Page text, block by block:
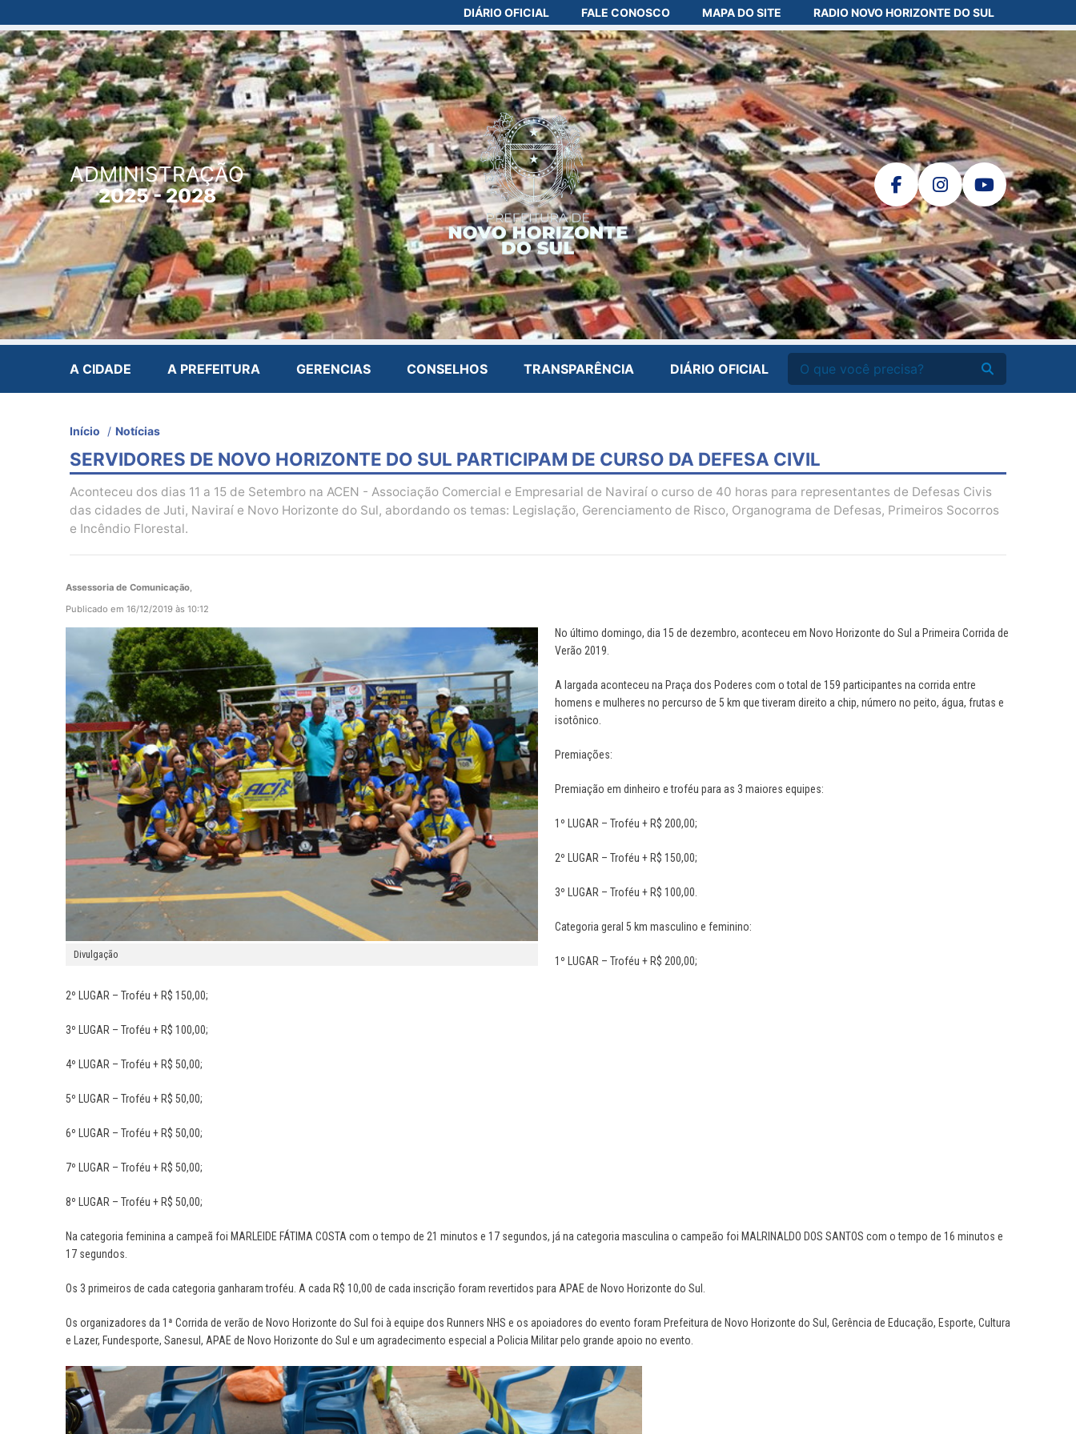
DIÁRIO OFICIAL FALE CONOSCO MAPA DO SITE RADIO NOVO HORIZONTE DO SUL
ADMINISTRAÇÃO
2025 - 2028
A CIDADE A PREFEITURA GERENCIAS CONSELHOS TRANSPARÊNCIA DIÁRIO OFICIAL
Início / Notícias
SERVIDORES DE NOVO HORIZONTE DO SUL PARTICIPAM DE CURSO DA DEFESA CIVIL
Aconteceu dos dias 11 a 15 de Setembro na ACEN - Associação Comercial e Empresarial de Naviraí o curso de 40 horas para representantes de Defesas Civis
das cidades de Juti, Naviraí e Novo Horizonte do Sul, abordando os temas: Legislação, Gerenciamento de Risco, Organograma de Defesas, Primeiros Socorros
e Incêndio Florestal.
Assessoria de Comunicação,
Publicado em 16/12/2019 às 10:12
Divulgação
No último domingo, dia 15 de dezembro, aconteceu em Novo Horizonte do Sul a Primeira Corrida de
Verão 2019.
A largada aconteceu na Praça dos Poderes com o total de 159 participantes na corrida entre
homens e mulheres no percurso de 5 km que tiveram direito a chip, número no peito, água, frutas e
isotônico.
Premiações:
Premiação em dinheiro e troféu para as 3 maiores equipes:
1º LUGAR – Troféu + R$ 200,00;
2º LUGAR – Troféu + R$ 150,00;
3º LUGAR – Troféu + R$ 100,00.
Categoria geral 5 km masculino e feminino:
1º LUGAR – Troféu + R$ 200,00;
2º LUGAR – Troféu + R$ 150,00;
3º LUGAR – Troféu + R$ 100,00;
4º LUGAR – Troféu + R$ 50,00;
5º LUGAR – Troféu + R$ 50,00;
6º LUGAR – Troféu + R$ 50,00;
7º LUGAR – Troféu + R$ 50,00;
8º LUGAR – Troféu + R$ 50,00;
Na categoria feminina a campeã foi MARLEIDE FÁTIMA COSTA com o tempo de 21 minutos e 17 segundos, já na categoria masculina o campeão foi MALRINALDO DOS SANTOS com o tempo de 16 minutos e
17 segundos.
Os 3 primeiros de cada categoria ganharam troféu. A cada R$ 10,00 de cada inscrição foram revertidos para APAE de Novo Horizonte do Sul.
Os organizadores da 1ª Corrida de verão de Novo Horizonte do Sul foi à equipe dos Runners NHS e os apoiadores do evento foram Prefeitura de Novo Horizonte do Sul, Gerência de Educação, Esporte, Cultura
e Lazer, Fundesporte, Sanesul, APAE de Novo Horizonte do Sul e um agradecimento especial a Policia Militar pelo grande apoio no evento.